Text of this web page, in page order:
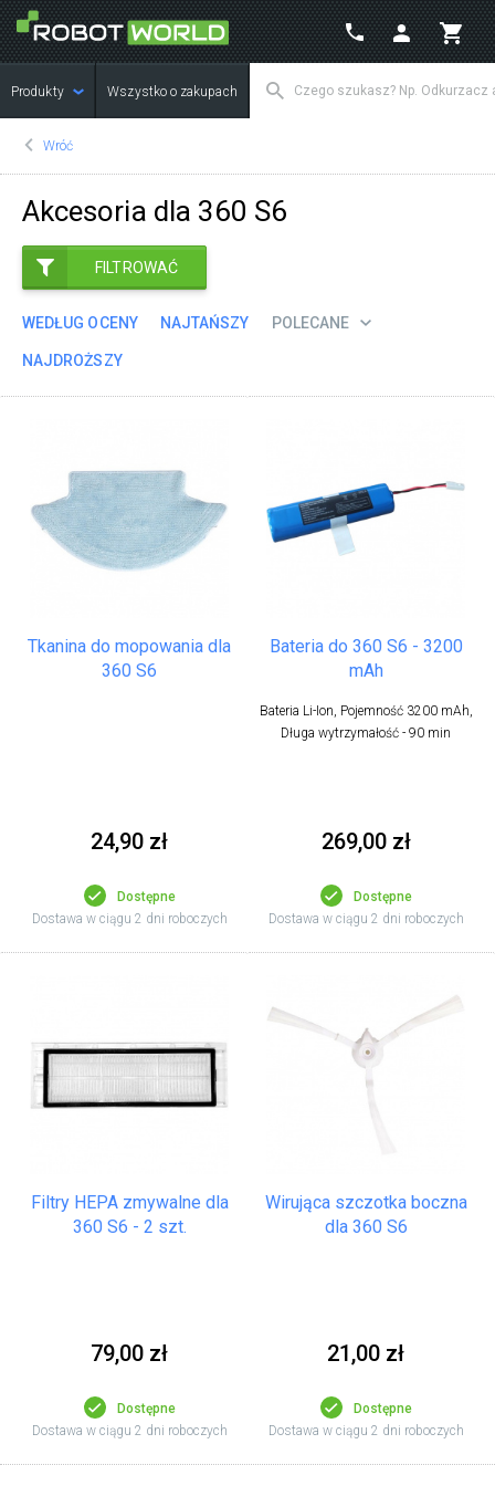
Produkty Wszystko o zakupach
Wróć
Akcesoria dla 360 S6
FILTROWAĆ
WEDŁUG OCENY NAJTAŃSZY POLECANE
NAJDROŻSZY
Tkanina do mopowania dla
360 S6
24,90 zł
Dostępne
Dostawa w ciągu 2 dni roboczych
Bateria do 360 S6 - 3200
mAh
Bateria Li-Ion, Pojemność 3200 mAh,
Długa wytrzymałość - 90 min
269,00 zł
Dostępne
Dostawa w ciągu 2 dni roboczych
Filtry HEPA zmywalne dla
360 S6 - 2 szt.
79,00 zł
Dostępne
Dostawa w ciągu 2 dni roboczych
Wirująca szczotka boczna
dla 360 S6
21,00 zł
Dostępne
Dostawa w ciągu 2 dni roboczych